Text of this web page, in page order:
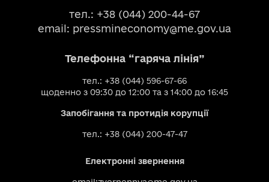
тел.: +38 (044) 200-44-67
email: pressmineconomy@me.gov.ua
Телефонна “гаряча лінія”
тел.: +38 (044) 596-67-66
щоденно з 09:30 до 12:00 та з 14:00 до 16:45
Запобігання та протидія корупції
тел.: +38 (044) 200-47-47
Електронні звернення